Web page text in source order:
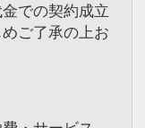
での契約成立
ご了承の上お